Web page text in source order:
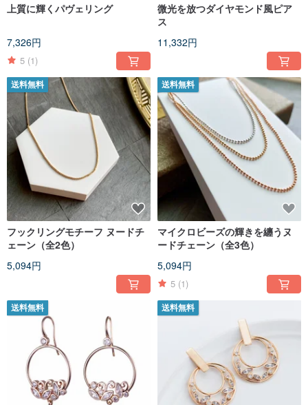
上質に輝くパヴェリング
7,326円
5 (1)
微光を放つダイヤモンド風ピア
ス
11,332円
送料無料
フックリングモチーフ ヌードチ
ェーン（全2色）
5,094円
送料無料
マイクロビーズの輝きを纏うヌ
ードチェーン（全3色）
5,094円
5 (1)
送料無料 送料無料